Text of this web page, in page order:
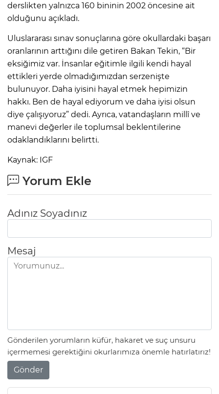
derslikten yalnızca 160 bininin 2002 öncesine ait
olduğunu açıkladı.
Uluslararası sınav sonuçlarına göre okullardaki başarı
oranlarının arttığını dile getiren Bakan Tekin, “Bir
eksiğimiz var. İnsanlar eğitimle ilgili kendi hayal
ettikleri yerde olmadığımızdan serzenişte
bulunuyor. Daha iyisini hayal etmek hepimizin
hakkı. Ben de hayal ediyorum ve daha iyisi olsun
diye çalışıyoruz” dedi. Ayrıca, vatandaşların millî ve
manevi değerler ile toplumsal beklentilerine
odaklandıklarını belirtti.
Kaynak: IGF
Yorum Ekle
Adınız Soyadınız
Mesaj
Gönderilen yorumların küfür, hakaret ve suç unsuru
içermemesi gerektiğini okurlarımıza önemle hatırlatırız!
Gönder